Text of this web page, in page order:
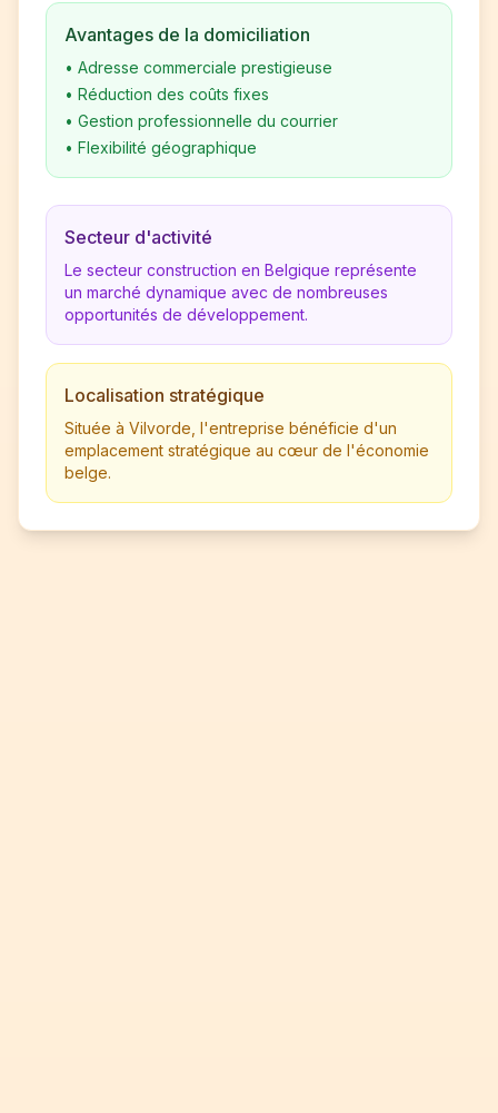
Avantages de la domiciliation
• Adresse commerciale prestigieuse
• Réduction des coûts fixes
• Gestion professionnelle du courrier
• Flexibilité géographique
Secteur d'activité
Le secteur construction en Belgique représente
un marché dynamique avec de nombreuses
opportunités de développement.
Localisation stratégique
Située à Vilvorde, l'entreprise bénéficie d'un
emplacement stratégique au cœur de l'économie
belge.